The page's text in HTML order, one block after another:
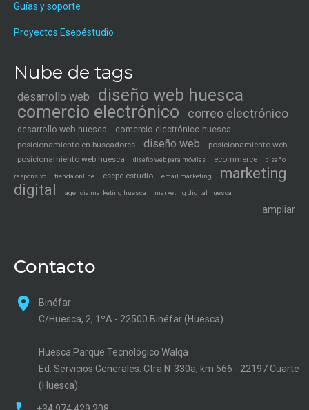
Guías y soporte
Proyectos Esepéstudio
Nube de tags
desarrollo web
diseño web huesca
comercio electrónico
correo electrónico
desarrollo web huesca comercio electrónico huesca
posicionamiento en buscadores diseño web
posicionamiento web
posicionamiento web huesca
diseño web para móviles ecommerce diseño
responsivo tienda online esepe estudio email marketing
marketing
digital
agencia marketing huesca marketing digital huesca
ampliar
Contacto
Binéfar
C/Huesca, 2, 1ºA - 22500 Binéfar (Huesca)
Huesca Parque Tecnológico Walqa
Ed. Servicios Generales. Ctra N-330a, km 566 - 22197 Cuarte
(Huesca)